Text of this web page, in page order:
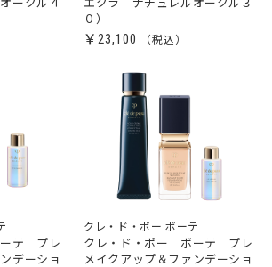
ークル４
エクラ ナチュレルオークル３
０）
￥23,100
テ プレ
デーショ
クレ・ド・ポー ボーテ
クレ・ド・ポー ボーテ プレ
メイクアップ＆ファンデーショ